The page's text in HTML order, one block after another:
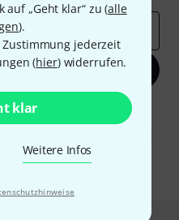
„Geht klar“ zu (alle
).
jederzeit
(hier) widerrufen.
klar
Weitere Infos
Sie dem Erhalt von E-Mail-
Nutzungsverhaltens zu. Die
Informationen finden Sie in
.